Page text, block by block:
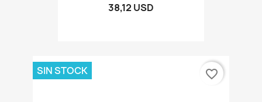
38,12 USD
SIN STOCK favorite_border